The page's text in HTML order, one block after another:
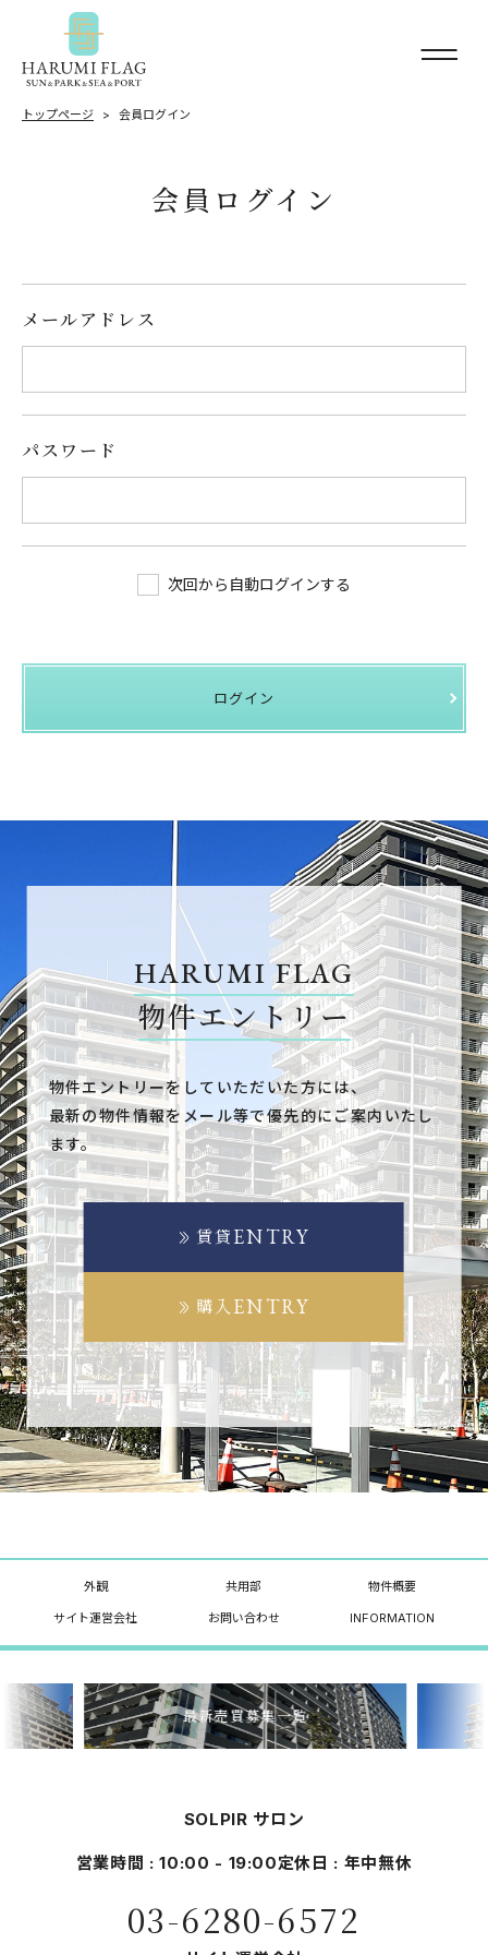
トップページ 会員ログイン
会員ログイン
メールアドレス
パスワード
次回から自動ログインする
ログイン
HARUMI FLAG
物件エントリー
物件エントリーをしていただいた方には、
最新の物件情報をメール等で優先的にご案内いたし
ます。
賃貸 ENTRY
購入 ENTRY
外観 共用部 物件概要
サイト運営会社 お問い合わせ INFORMATION
最新売買募集一覧
SOLPIR サロン
営業時間 : 10:00 - 19:00定休日 : 年中無休
03-6280-6572